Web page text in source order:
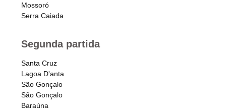
Mossoró
Serra Caiada
Segunda partida
Santa Cruz
Lagoa D'anta
São Gonçalo
São Gonçalo
Baraúna